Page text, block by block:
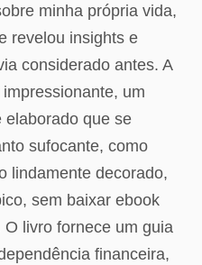
minha própria vida,
revelou insights e
considerado antes. A
um
elaborado que se
sufocante, como
lindamente decorado,
sem baixar ebook
livro fornece um guia
financeira,